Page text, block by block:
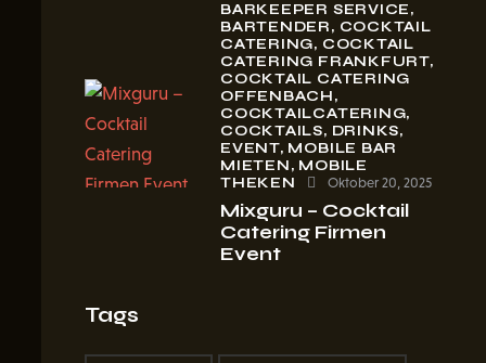
BARKEEPER SERVICE,
BARTENDER, COCKTAIL
CATERING, COCKTAIL
CATERING FRANKFURT,
COCKTAIL CATERING
OFFENBACH,
COCKTAILCATERING,
COCKTAILS, DRINKS,
EVENT, MOBILE BAR
MIETEN, MOBILE
THEKEN
Oktober 20, 2025
Mixguru – Cocktail
Catering Firmen
Event
Tags